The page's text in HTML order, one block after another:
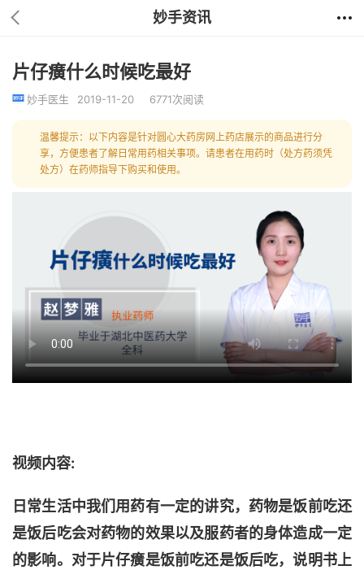
妙手资讯
片仔癀什么时候吃最好
妙手医生 2019-11-20 6771次阅读
温馨提示：以下内容是针对圆心大药房网上药店展示的商品进行分
享，方便患者了解日常用药相关事项。请患者在用药时（处方药须凭
处方）在药师指导下购买和使用。
视频内容:
日常生活中我们用药有一定的讲究，药物是饭前吃还
是饭后吃会对药物的效果以及服药者的身体造成一定
的影响。对于片仔癀是饭前吃还是饭后吃，说明书上